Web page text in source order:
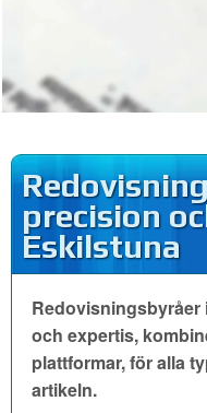
precision
Eskilstuna
och expertis,
plattformar, för alla
artikeln.